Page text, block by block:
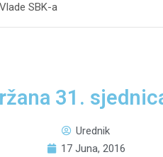
SBK-a
31.
Urednik
17 Juna, 2016